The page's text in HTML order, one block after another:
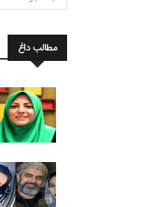
مطالب داغ